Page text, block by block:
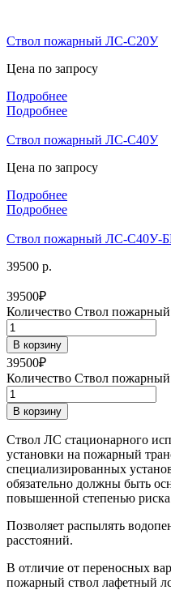
Ствол пожарный ЛС-С20У
Цена по запросу
Подробнее
Подробнее
Ствол пожарный ЛС-С40У
Цена по запросу
Подробнее
Подробнее
Ствол пожарный ЛС-С40У-
39500 р.
39500₽
Количество Ствол
В корзину
39500₽
Количество Ствол
В корзину
Ствол ЛС стационарного
установки на пожарный
специализированных
обязательно должны быть
повышенной степенью риска
Позволяет распылять
расстояний.
В отличие от переносных
пожарный ствол лафетный